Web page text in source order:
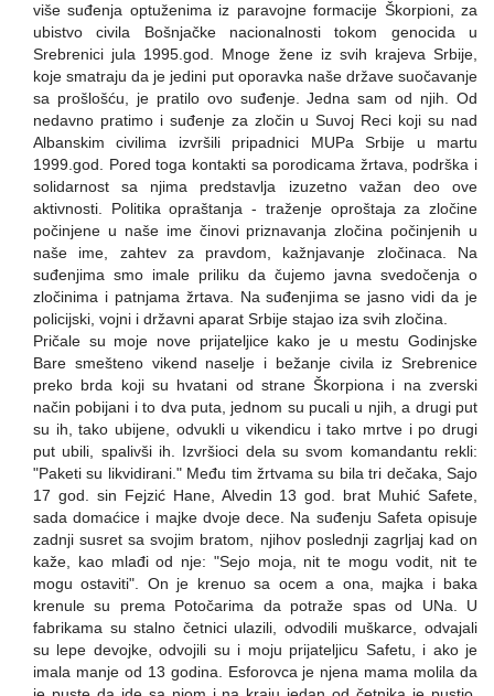
više suđenja optuženima iz paravojne formacije Škorpioni, za
ubistvo civila Bošnjačke nacionalnosti tokom genocida u
Srebrenici jula 1995.god. Mnoge žene iz svih krajeva Srbije,
koje smatraju da je jedini put oporavka naše države suočavanje
sa prošlošću, je pratilo ovo suđenje. Jedna sam od njih. Od
nedavno pratimo i suđenje za zločin u Suvoj Reci koji su nad
Albanskim civilima izvršili pripadnici MUPa Srbije u martu
1999.god. Pored toga kontakti sa porodicama žrtava, podrška i
solidarnost sa njima predstavlja izuzetno važan deo ove
aktivnosti. Politika opraštanja - traženje oproštaja za zločine
počinjene u naše ime činovi priznavanja zločina počinjenih u
naše ime, zahtev za pravdom, kažnjavanje zločinaca. Na
suđenjima smo imale priliku da čujemo javna svedočenja o
zločinima i patnjama žrtava. Na suđenjima se jasno vidi da je
policijski, vojni i državni aparat Srbije stajao iza svih zločina.
Pričale su moje nove prijateljice kako je u mestu Godinjske
Bare smešteno vikend naselje i bežanje civila iz Srebrenice
preko brda koji su hvatani od strane Škorpiona i na zverski
način pobijani i to dva puta, jednom su pucali u njih, a drugi put
su ih, tako ubijene, odvukli u vikendicu i tako mrtve i po drugi
put ubili, spalivši ih. Izvršioci dela su svom komandantu rekli:
"Paketi su likvidirani." Među tim žrtvama su bila tri dečaka, Sajo
17 god. sin Fejzić Hane, Alvedin 13 god. brat Muhić Safete,
sada domaćice i majke dvoje dece. Na suđenju Safeta opisuje
zadnji susret sa svojim bratom, njihov poslednji zagrljaj kad on
kaže, kao mlađi od nje: "Sejo moja, nit te mogu vodit, nit te
mogu ostaviti". On je krenuo sa ocem a ona, majka i baka
krenule su prema Potočarima da potraže spas od UNa. U
fabrikama su stalno četnici ulazili, odvodili muškarce, odvajali
su lepe devojke, odvojili su i moju prijateljicu Safetu, i ako je
imala manje od 13 godina. Esforovca je njena mama molila da